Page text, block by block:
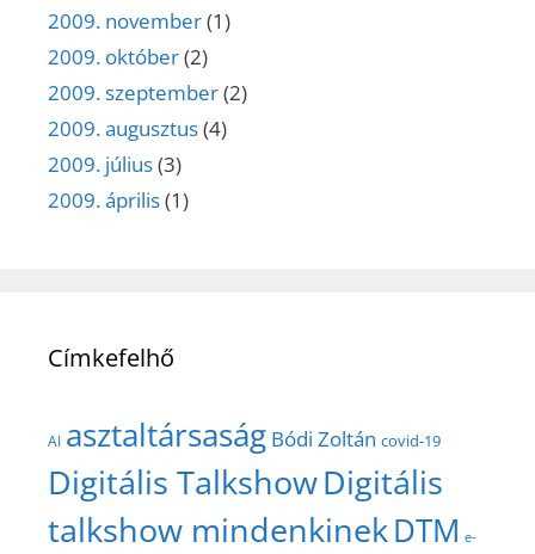
2009. november(1)
2009. október(2)
2009. szeptember(2)
2009. augusztus(4)
2009. július(3)
2009. április(1)
Címkefelhő
AI asztaltársaság Bódi Zoltán covid-19
Digitális TalkshowDigitális
talkshow mindenkinekDTM e-